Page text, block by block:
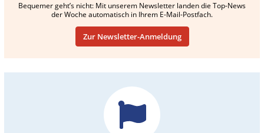
Bequemer geht’s nicht: Mit unserem Newsletter landen die Top-News
der Woche automatisch in Ihrem E-Mail-Postfach.
Zur Newsletter-Anmeldung